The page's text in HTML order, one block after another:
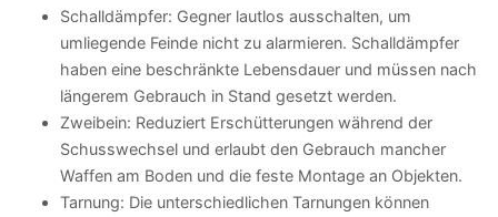
Schalldämpfer: Gegner lautlos ausschalten, um
umliegende Feinde nicht zu alarmieren. Schalldämpfer
haben eine beschränkte Lebensdauer und müssen nach
längerem Gebrauch in Stand gesetzt werden.
Zweibein: Reduziert Erschütterungen während der
Schusswechsel und erlaubt den Gebrauch mancher
Waffen am Boden und die feste Montage an Objekten.
Tarnung: Die unterschiedlichen Tarnungen können